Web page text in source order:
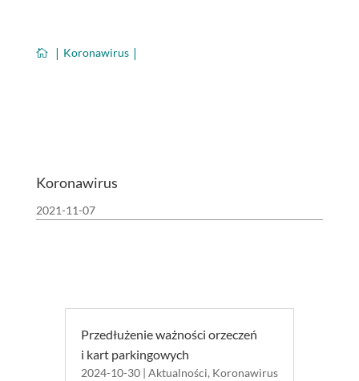
 Koronawirus
Koronawirus
2021-11-07
Przedłużenie ważności orzeczeń
i kart parkingowych
2024-10-30| Aktualności, Koronawirus